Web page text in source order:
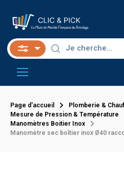
Page d'accueil
Plomberie &
Mesure de Pression & Température
Manomètres Boitier Inox
Manomètre sec boîtier inox Ø40